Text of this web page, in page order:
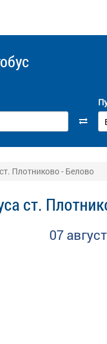
Плотниково - Белово
ст.
07